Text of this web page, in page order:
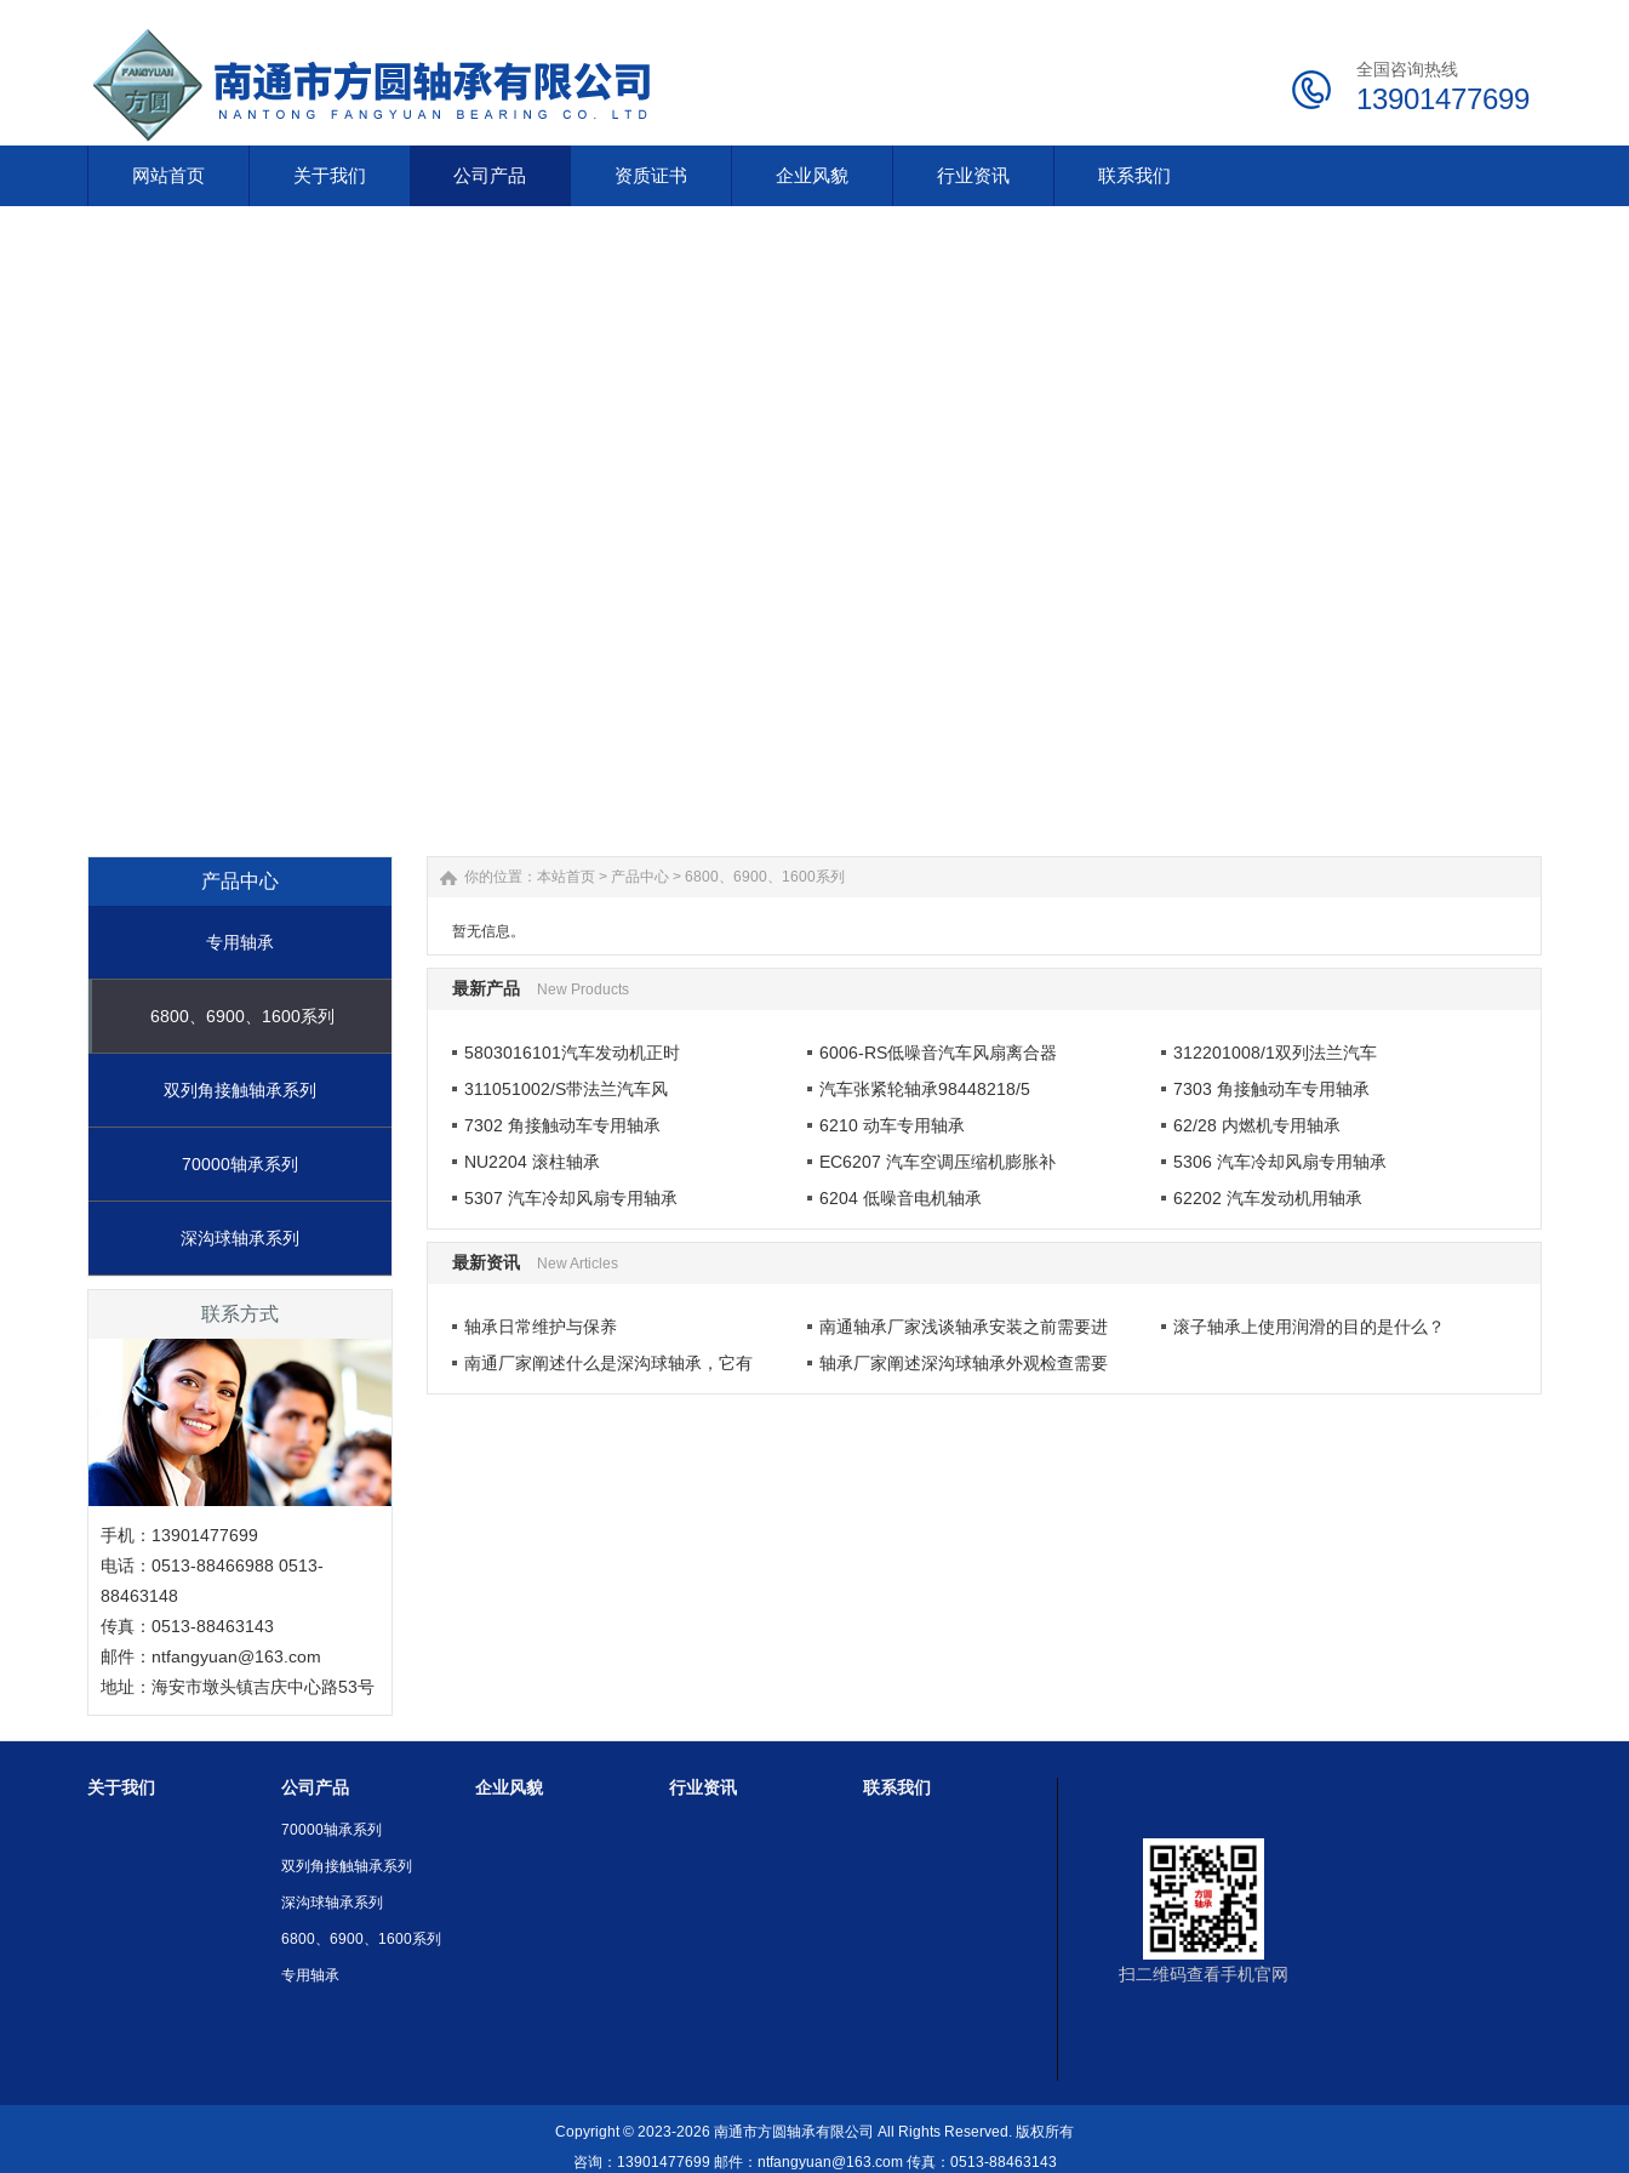
全国咨询热线
13901477699
网站首页
网站首页
关于我们
关于我们
公司产品
公司产品
资质证书
资质证书 企业风貌 行业资讯 联系我们
产品中心
专用轴承
6800、6900、1600系列
双列角接触轴承系列
70000轴承系列
深沟球轴承系列
联系方式
手机：13901477699
电话：0513-88466988 0513-
88463148
传真：0513-88463143
邮件：ntfangyuan@163.com
地址：海安市墩头镇吉庆中心路53号
你的位置： 本站首页 > 产品中心 > 6800、6900、1600系列
暂无信息。
最新产品 New Products
5803016101汽车发动机正时 6006-RS低噪音汽车风扇离合器
312201008/1双列法兰汽车
311051002/S带法兰汽车风
汽车张紧轮轴承98448218/5
7303 角接触动车专用轴承
7302 角接触动车专用轴承
6210 动车专用轴承
62/28 内燃机专用轴承
NU2204 滚柱轴承
EC6207 汽车空调压缩机膨胀补
5306 汽车冷却风扇专用轴承
5307 汽车冷却风扇专用轴承
6204 低噪音电机轴承 62202 汽车发动机用轴承
最新资讯 New Articles
轴承日常维护与保养 南通轴承厂家浅谈轴承安装之前需要进
滚子轴承上使用润滑的目的是什么？
南通厂家阐述什么是深沟球轴承，它有
轴承厂家阐述深沟球轴承外观检查需要
关于我们 公司产品
70000轴承系列
双列角接触轴承系列
深沟球轴承系列
6800、6900、1600系列
专用轴承
企业风貌 行业资讯 联系我们
扫二维码查看手机官网
Copyright © 2023-2026 南通市方圆轴承有限公司 All Rights Reserved. 版权所有
咨询：13901477699 邮件：ntfangyuan@163.com 传真：0513-88463143